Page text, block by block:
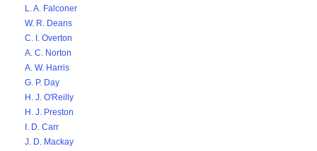
L. A. Falconer
W. R. Deans
C. I. Overton
A. C. Norton
A. W. Harris
G. P. Day
H. J. O'Reilly
H. J. Preston
I. D. Carr
J. D. Mackay